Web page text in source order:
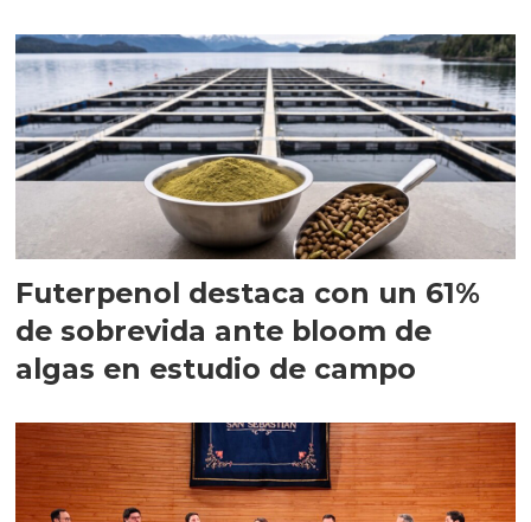
Futerpenol destaca con un 61%
de sobrevida ante bloom de
algas en estudio de campo